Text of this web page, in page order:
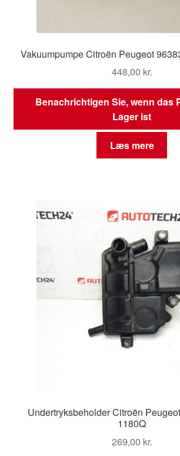
Vakuumpumpe Citroën Peugeot
448,00 kr.
Benachrichtigen Sie, wenn das
Lager ist
Læs mere
Undertryksbeholder Citroën
1180Q
269,00 kr.